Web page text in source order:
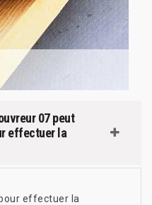
07 peut
effectuer la
effectuer la